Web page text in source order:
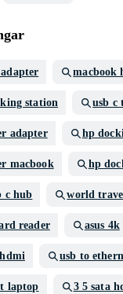
macbook
station usb c
adapter hp
macbook hp
c hub world
reader asus 4k
usb to
laptop 3 5 sata